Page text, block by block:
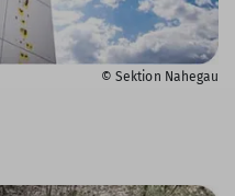
© Sektion Nahegau